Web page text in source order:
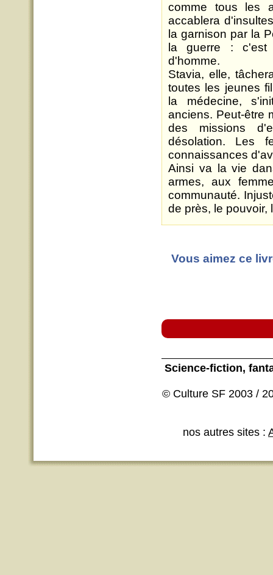
comme tous les
accablera
la garnison par la
la guerre : c'est
d'homme.
Stavia, elle,
toutes les jeunes
la médecine,
anciens. Peut-être
des missions
désolation. Les
connaissances
Ainsi va la vie
armes, aux
communauté.
de près, le pouvoir,
Vous aimez ce
Science-fiction,
© Culture SF 2003 /
nos autres sites :